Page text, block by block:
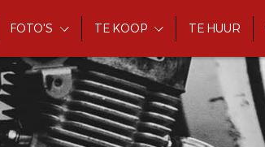
FOTO'S TE KOOP TE HUUR